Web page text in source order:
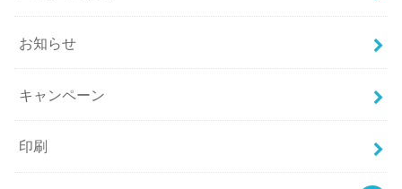
お知らせ
キャンペーン
印刷